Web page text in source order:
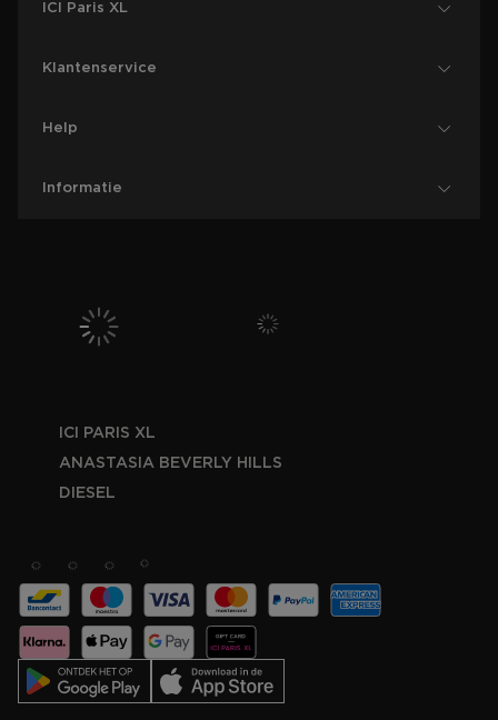
ICI Paris XL
Klantenservice
Help
Informatie
ICI PARIS XL
ANASTASIA BEVERLY HILLS
DIESEL